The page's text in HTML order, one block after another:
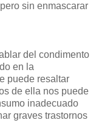
sin enmascarar
del condimento
en la
puede resaltar
de ella nos puede
inadecuado
graves trastornos